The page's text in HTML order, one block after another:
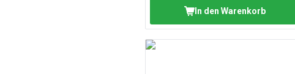
In den Warenkorb